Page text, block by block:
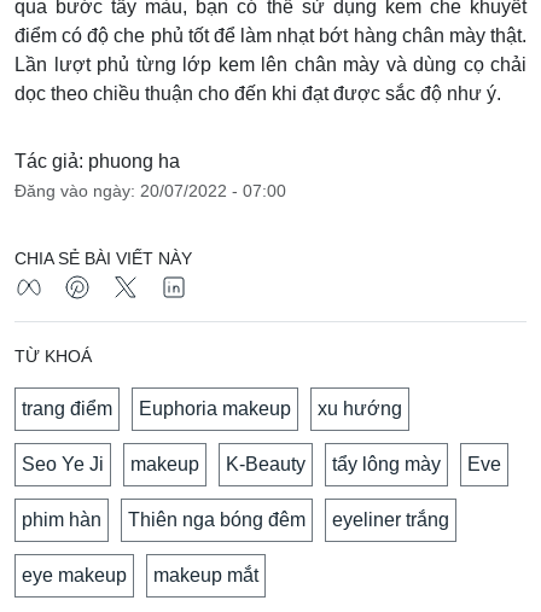
qua bước tẩy màu, bạn có thể sử dụng kem che khuyết
điểm có độ che phủ tốt để làm nhạt bớt hàng chân mày thật.
Lần lượt phủ từng lớp kem lên chân mày và dùng cọ chải
dọc theo chiều thuận cho đến khi đạt được sắc độ như ý.
Tác giả: phuong ha
Đăng vào ngày: 20/07/2022 - 07:00
CHIA SẺ BÀI VIẾT NÀY
TỪ KHOÁ
trang điểm Euphoria makeup xu hướng
Seo Ye Ji makeup K-Beauty tẩy lông mày Eve
phim hàn Thiên nga bóng đêm eyeliner trắng
eye makeup makeup mắt